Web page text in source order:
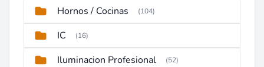
Hornos / Cocinas (104)
IC (16)
Iluminacion Profesional (52)